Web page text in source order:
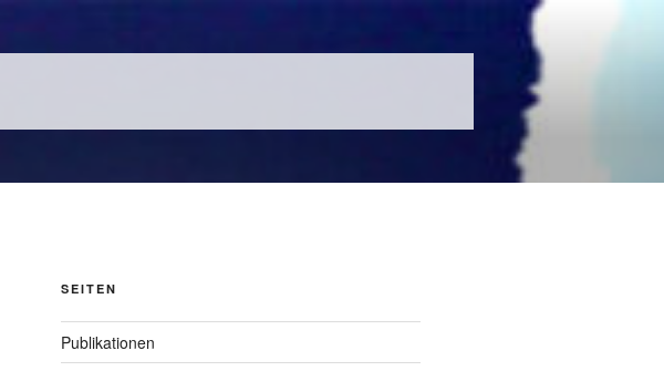
SEITEN
Publikationen